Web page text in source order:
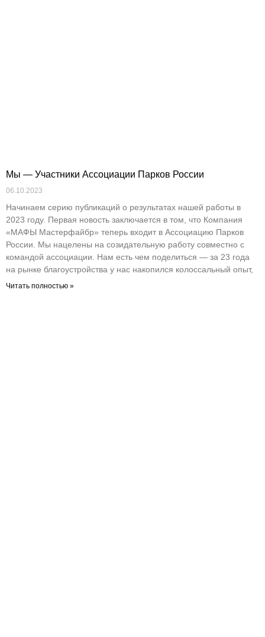
Мы — Участники Ассоциации Парков России
06.10.2023
Начинаем серию публикаций о результатах нашей работы в
2023 году. Первая новость заключается в том, что Компания
«МАФЫ Мастерфайбр» теперь входит в Ассоциацию Парков
России. Мы нацелены на созидательную работу совместно с
командой ассоциации. Нам есть чем поделиться — за 23 года
на рынке благоустройства у нас накопился колоссальный опыт,
Читать полностью »